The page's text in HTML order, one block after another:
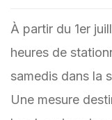
À partir du 1er
heures de
samedis dans la
Une mesure